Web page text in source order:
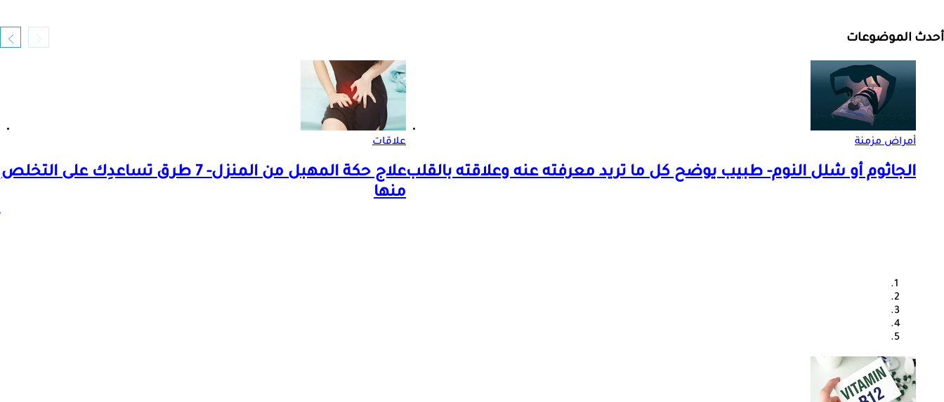
أحدث الموضوعات
أمراض مزمنة
الجاثوم أو شلل النوم- طبيب يوضح كل ما تريد معرفته عنه وعلاقته بالقلب
علاقات
علاج حكة المهبل من المنزل- 7 طرق تساعدِك على التخلص
منها